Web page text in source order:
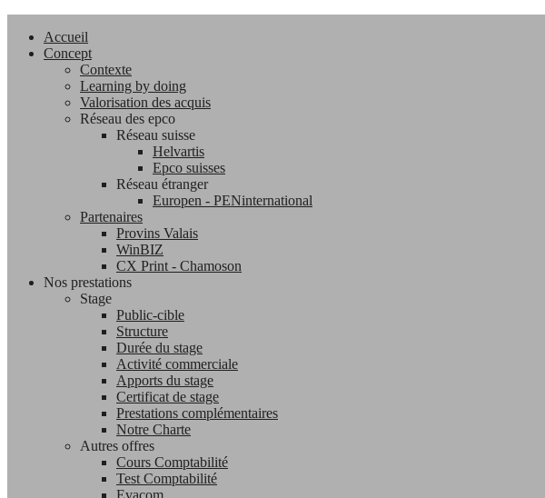
Accueil
Concept
Contexte
Learning by doing
Valorisation des acquis
Réseau des epco
Réseau suisse
Helvartis
Epco suisses
Réseau étranger
Europen - PENinternational
Partenaires
Provins Valais
WinBIZ
CX Print - Chamoson
Nos prestations
Stage
Public-cible
Structure
Durée du stage
Activité commerciale
Apports du stage
Certificat de stage
Prestations complémentaires
Notre Charte
Autres offres
Cours Comptabilité
Test Comptabilité
Evacom